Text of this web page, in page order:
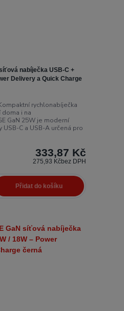
nabíječka USB-C +
Delivery a Quick Charge
rychlonabíječka
i na
GaN 25W je moderní
C a USB-A určená pro
333,87 Kč
275,93 Kčbez DPH
Přidat do košíku